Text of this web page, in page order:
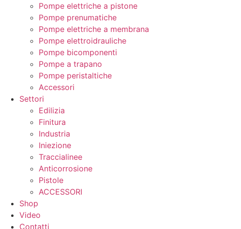
Pompe elettriche a pistone
Pompe prenumatiche
Pompe elettriche a membrana
Pompe elettroidrauliche
Pompe bicomponenti
Pompe a trapano
Pompe peristaltiche
Accessori
Settori
Edilizia
Finitura
Industria
Iniezione
Traccialinee
Anticorrosione
Pistole
ACCESSORI
Shop
Video
Contatti